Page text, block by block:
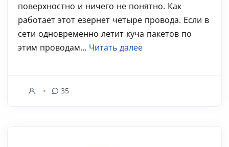
поверхностно и ничего не понятно. Как
работает этот езернет четыре провода. Если в
сети одновременно летит куча пакетов по
этим проводам... Читать далее
35